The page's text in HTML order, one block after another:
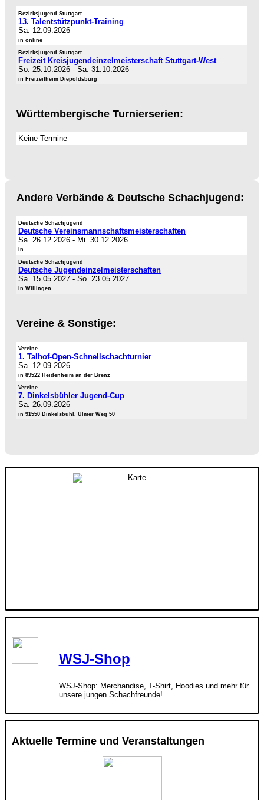
Bezirksjugend Stuttgart
13. Talentstützpunkt-Training
Sa. 12.09.2026
in online
Bezirksjugend Stuttgart
Freizeit Kreisjugendeinzelmeisterschaft Stuttgart-West
So. 25.10.2026 - Sa. 31.10.2026
in Freizeitheim Diepoldsburg
Württembergische Turnierserien:
Keine Termine
Andere Verbände & Deutsche Schachjugend:
Deutsche Schachjugend
Deutsche Vereinsmannschaftsmeisterschaften
Sa. 26.12.2026 - Mi. 30.12.2026
in
Deutsche Schachjugend
Deutsche Jugendeinzelmeisterschaften
Sa. 15.05.2027 - So. 23.05.2027
in Willingen
Vereine & Sonstige:
Vereine
1. Talhof-Open-Schnellschachturnier
Sa. 12.09.2026
in 89522 Heidenheim an der Brenz
Vereine
7. Dinkelsbühler Jugend-Cup
Sa. 26.09.2026
in 91550 Dinkelsbühl, Ulmer Weg 50
WSJ-Shop
WSJ-Shop: Merchandise, T-Shirt, Hoodies und mehr für
unsere jungen Schachfreunde!
Aktuelle Termine und Veranstaltungen